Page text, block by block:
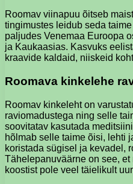
Roomav viinapuu õitseb
tingimustes leidub seda
paljudes Venemaa Euroopa
ja Kaukaasias. Kasvuks
kraavide kaldaid, niiskeid
Roomava kinkelehe
Roomav kinkeleht on
raviomadustega ning selle
soovitatav kasutada
hõlmab selle taime õisi, lehti
koristada sügisel ja kevadel,
Tähelepanuväärne on see,
koostist pole veel täielikult